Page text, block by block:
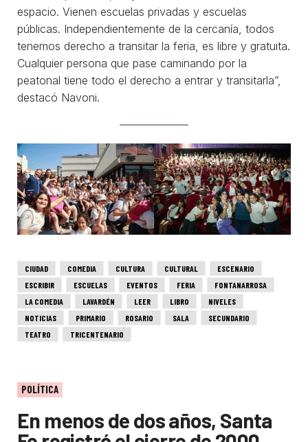
espacio. Vienen escuelas privadas y escuelas
públicas. Independientemente de la cercanía, todos
tenemos derecho a transitar la feria, es libre y gratuita.
Cualquier persona que pase caminando por la
peatonal tiene todo el derecho a entrar y transitarla”,
destacó Navoni.
CIUDAD COMEDIA CULTURA CULTURAL
ESCENARIO
ESCRIBIR
ESCUELAS EVENTOS FERIA
FONTANARROSA
LA COMEDIA
LAVARDÉN LEER LIBRO
NIVELES
NOTICIAS
PRIMARIO ROSARIO SALA
SECUNDARIO
TEATRO
TRICENTENARIO